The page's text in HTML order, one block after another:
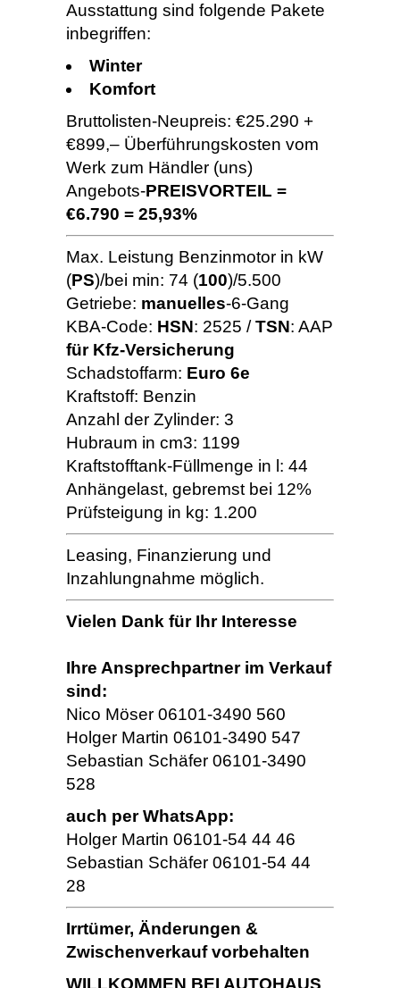
Ausstattung sind folgende Pakete
inbegriffen:
Winter
Komfort
Bruttolisten-Neupreis: €25.290 +
€899,– Überführungskosten vom
Werk zum Händler (uns)
Angebots-PREISVORTEIL =
€6.790 = 25,93%
Max. Leistung Benzinmotor in kW
(PS)/bei min: 74 (100)/5.500
Getriebe: manuelles-6-Gang
KBA-Code: HSN: 2525 /TSN: AAP
für Kfz-Versicherung
Schadstoffarm: Euro 6e
Kraftstoff: Benzin
Anzahl der Zylinder: 3
Hubraum in cm3: 1199
Kraftstofftank-Füllmenge in l: 44
Anhängelast, gebremst bei 12%
Prüfsteigung in kg: 1.200
Leasing, Finanzierung und
Inzahlungnahme möglich.
Vielen Dank für Ihr Interesse
Ihre Ansprechpartner im Verkauf
sind:
Nico Möser 06101-3490 560
Holger Martin 06101-3490 547
Sebastian Schäfer 06101-3490
528
auch per WhatsApp:
Holger Martin 06101-54 44 46
Sebastian Schäfer 06101-54 44
28
Irrtümer, Änderungen &
Zwischenverkauf vorbehalten
WILLKOMMEN BEI AUTOHAUS